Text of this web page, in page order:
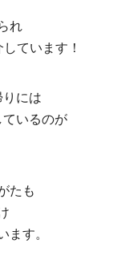
れ
ています！
には
いるのが
たも
す。